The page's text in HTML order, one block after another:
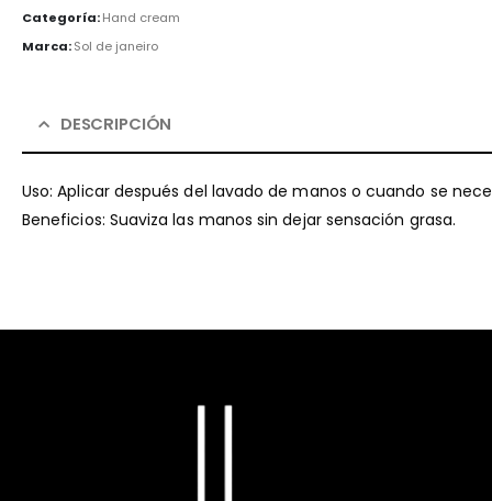
Categoría:Hand cream
Marca:Sol de janeiro
DESCRIPCIÓN
Uso: Aplicar después del lavado de manos o cuando se
Beneficios: Suaviza las manos sin dejar sensación grasa.